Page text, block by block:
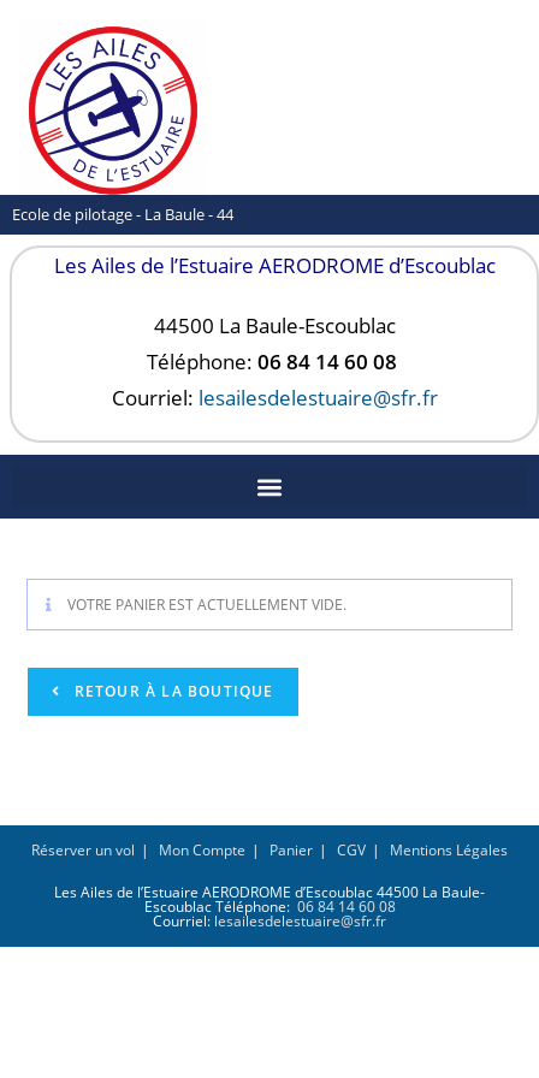
Ecole de pilotage - La Baule - 44
Les Ailes de l’Estuaire AERODROME d’Escoublac
44500 La Baule-Escoublac
Téléphone: 06 84 14 60 08
Courriel: lesailesdelestuaire@sfr.fr
VOTRE PANIER EST ACTUELLEMENT VIDE.
RETOUR À LA BOUTIQUE
Réserver un vol Mon Compte Panier CGV Mentions Légales
Les Ailes de l’Estuaire AERODROME d’Escoublac 44500 La Baule-
Escoublac Téléphone: 06 84 14 60 08
Courriel: lesailesdelestuaire@sfr.fr